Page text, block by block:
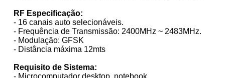
RF Especificação:
- 16 canais auto selecionáveis.
- Frequência de Transmissão: 2400MHz ~ 2483MHz.
- Modulação: GFSK
- Distância máxima 12mts
Requisito de Sistema:
- Microcomputador desktop, notebook